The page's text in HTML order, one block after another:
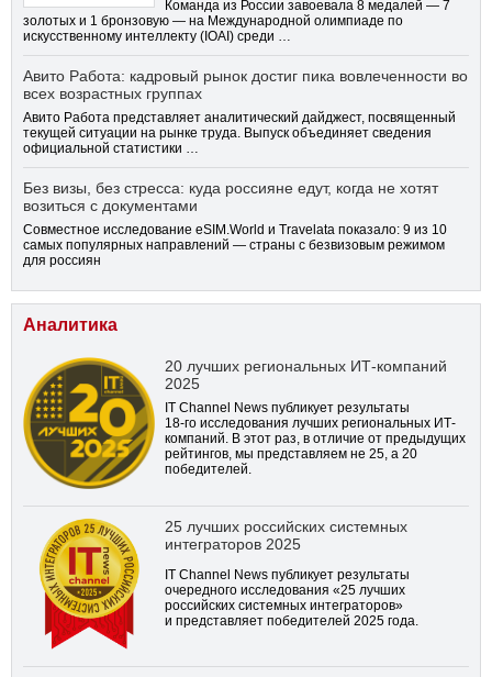
Команда из России завоевала 8 медалей — 7
золотых и 1 бронзовую — на Международной олимпиаде по
искусственному интеллекту (IOAI) среди …
Авито Работа: кадровый рынок достиг пика вовлеченности во
всех возрастных группах
Авито Работа представляет аналитический дайджест, посвященный
текущей ситуации на рынке труда. Выпуск объединяет сведения
официальной статистики …
Без визы, без стресса: куда россияне едут, когда не хотят
возиться с документами
Совместное исследование eSIM.World и Travelata показало: 9 из 10
самых популярных направлений — страны с безвизовым режимом
для россиян
Аналитика
20 лучших региональных ИТ-компаний
2025
IT Channel News публикует результаты
18-го исследования лучших региональных ИТ-
компаний. В этот раз, в отличие от предыдущих
рейтингов, мы представляем не 25, а 20
победителей.
25 лучших российских системных
интеграторов 2025
IT Channel News публикует результаты
очередного исследования «25 лучших
российских системных интеграторов»
и представляет победителей 2025 года.